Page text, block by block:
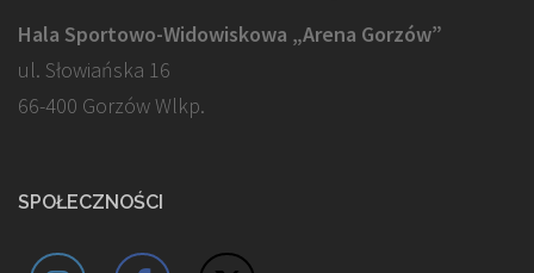
Hala Sportowo-Widowiskowa „Arena Gorzów”
ul. Słowiańska 16
66-400 Gorzów Wlkp.
SPOŁECZNOŚCI